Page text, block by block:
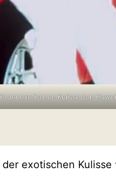
der exotischen Kulisse von
exotischen